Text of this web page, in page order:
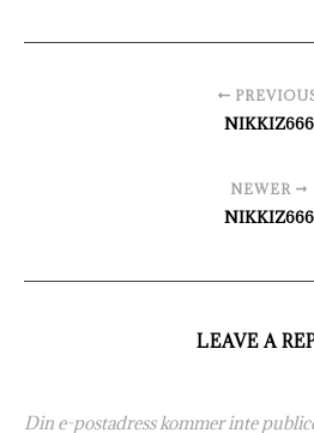
NIKKIZ666
NEWER
NIKKIZ666
LEAVE A
Din e-postadress kommer inte